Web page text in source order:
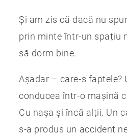
Și am zis că dacă nu
prin minte într-un spațiu
să dorm bine.
Așadar – care-s faptele?
conducea într-o mașină
Cu nașa și încă alții. Un
s-a produs un accident